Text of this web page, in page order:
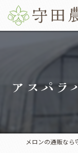
アスパラ